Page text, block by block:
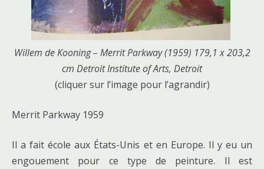
Willem de Kooning – Merrit Parkway (1959) 179,1 x 203,2
cm Detroit Institute of Arts, Detroit
(cliquer sur l’image pour l’agrandir)
Merrit Parkway 1959
Il a fait école aux États-Unis et en Europe. Il y eu un
engouement pour ce type de peinture. Il est